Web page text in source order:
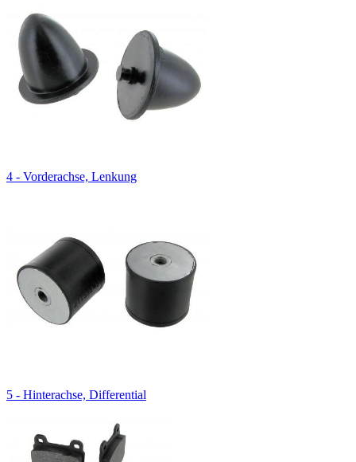
4 - Vorderachse, Lenkung
5 - Hinterachse, Differential